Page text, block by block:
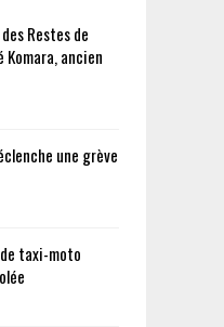
Restes de
Komara, ancien
une grève
taxi-moto